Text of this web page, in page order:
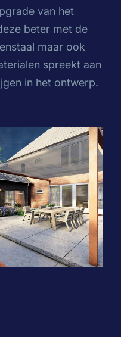
van het
beter met de
maar ook
spreekt aan
in het ontwerp.